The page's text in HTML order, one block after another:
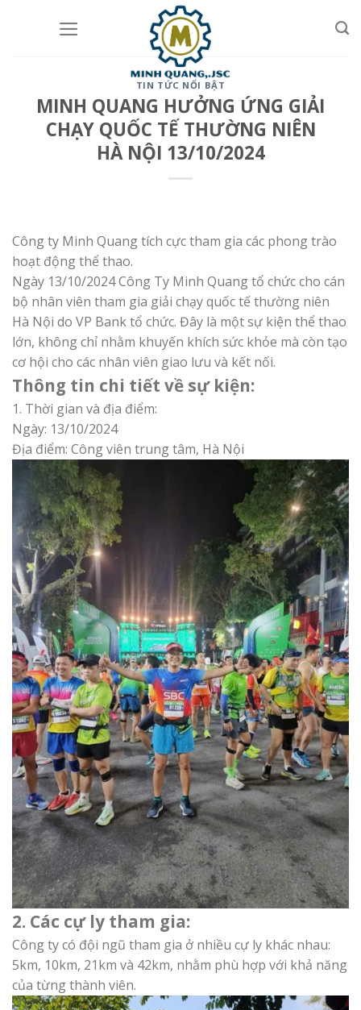
TIN TỨC NỔI BẬT
MINH QUANG HƯỞNG ỨNG GIẢI
CHẠY QUỐC TẾ THƯỜNG NIÊN
HÀ NỘI 13/10/2024
Công ty Minh Quang tích cực tham gia các phong trào
hoạt động thể thao.
Ngày 13/10/2024 Công Ty Minh Quang tổ chức cho cán
bộ nhân viên tham gia giải chạy quốc tế thường niên
Hà Nội do VP Bank tổ chức. Đây là một sự kiện thể thao
lớn, không chỉ nhằm khuyến khích sức khỏe mà còn tạo
cơ hội cho các nhân viên giao lưu và kết nối.
Thông tin chi tiết về sự kiện:
1. Thời gian và địa điểm:
Ngày: 13/10/2024
Địa điểm: Công viên trung tâm, Hà Nội
2. Các cự ly tham gia:
Công ty có đội ngũ tham gia ở nhiều cự ly khác nhau:
5km, 10km, 21km và 42km, nhằm phù hợp với khả năng
của từng thành viên.